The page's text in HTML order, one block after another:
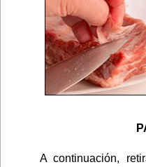
A continuación,